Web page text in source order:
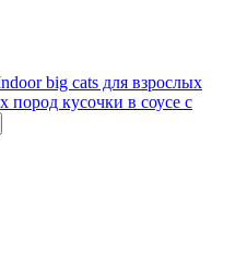
big cats для взрослых
кусочки в соусе с